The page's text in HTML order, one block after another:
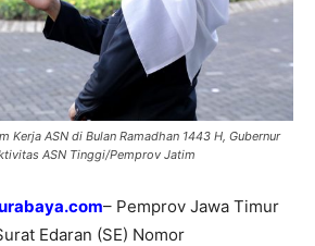
Kerja ASN di Bulan Ramadhan 1443 H, Gubernur
ASN Tinggi/Pemprov Jatim
– Pemprov Jawa Timur
Edaran (SE) Nomor